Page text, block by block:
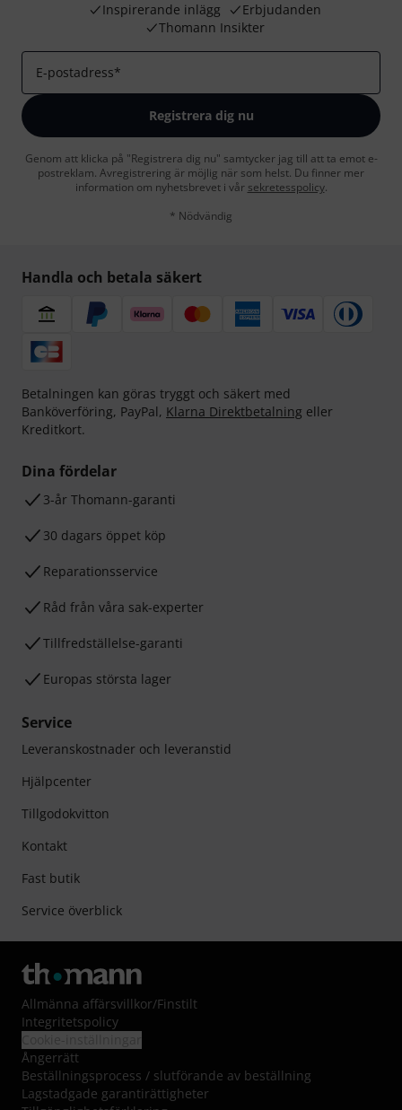
Inspirerande inlägg
Erbjudanden
Thomann Insikter
E-postadress*
Registrera dig nu
Genom att klicka på "Registrera dig nu" samtycker jag till att ta emot e-
postreklam. Avregistrering är möjlig när som helst. Du finner mer
information om nyhetsbrevet i vår sekretesspolicy.
* Nödvändig
Handla och betala säkert
Betalningen kan göras tryggt och säkert med
Banköverföring, PayPal, Klarna Direktbetalning eller
Kreditkort.
Dina fördelar
3-år Thomann-garanti
30 dagars öppet köp
Reparationsservice
Råd från våra sak-experter
Tillfredställelse-garanti
Europas största lager
Service
Leveranskostnader och leveranstid
Hjälpcenter
Tillgodokvitton
Kontakt
Fast butik
Service överblick
Allmänna affärsvillkor/Finstilt
Integritetspolicy
Ångerrätt
Beställningsprocess / slutförande av beställning
Lagstadgade garantirättigheter